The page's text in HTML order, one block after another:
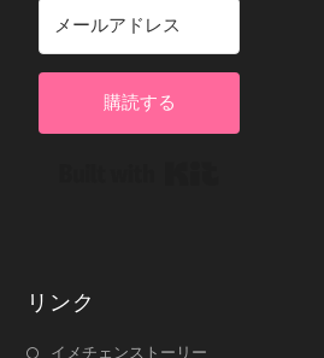
購読する
リンク
イメチェンストーリー